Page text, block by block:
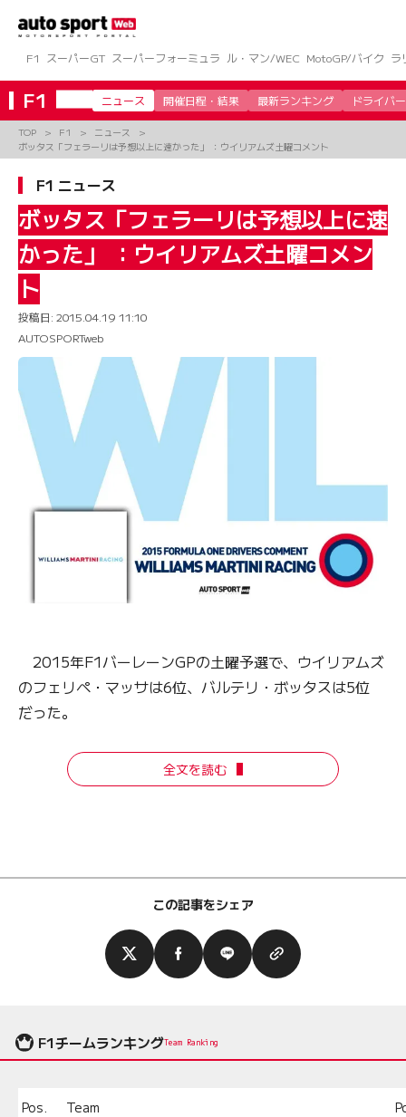
ツ
へ
ス
キ
プ
F1 スーパーGT スーパーフォーミュラ ル・マン/WEC MotoGP/バイク ラ
F1 ニュース 開催日程・結果 最新ランキング ドライバー
TOP F1
ニュース
ボッタス「フェラーリは予想以上に速かった」 ：ウイリアムズ土曜コメント
F1 ニュース
ボッタス「フェラーリは予想以上に速
かった」 ：ウイリアムズ土曜コメン
ト
投稿日: 2015.04.19 11:10
AUTOSPORTweb
2015年F1バーレーンGPの土曜予選で、ウイリアムズ
のフェリペ・マッサは6位、バルテリ・ボッタスは5位
だった。
全文を読む
この記事をシェア
F1チームランキングTeam Ranking
Pos. Team